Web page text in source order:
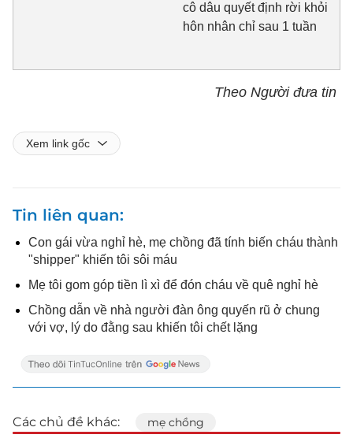
cô dâu quyết định rời khỏi
hôn nhân chỉ sau 1 tuần
Theo Người đưa tin
Xem link gốc
Tin liên quan
Con gái vừa nghỉ hè, mẹ chồng đã tính biến cháu thành
"shipper" khiến tôi sôi máu
Mẹ tôi gom góp tiền lì xì để đón cháu về quê nghỉ hè
Chồng dẫn về nhà người đàn ông quyến rũ ở chung
với vợ, lý do đằng sau khiến tôi chết lặng
Các chủ đề khác: mẹ chồng